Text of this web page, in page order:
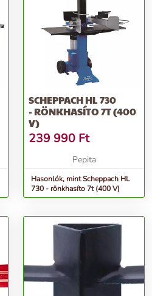
SCHEPPACH HL 730
- RÖNKHASÍTO 7T (400
V)
239 990 Ft
Pepita
Hasonlók, mint Scheppach HL
730 - rönkhasíto 7t (400 V)